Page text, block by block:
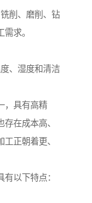
削、磨削、钻
求。
、湿度和清洁
，具有高精
在成本高、
正朝着更、
以下特点：